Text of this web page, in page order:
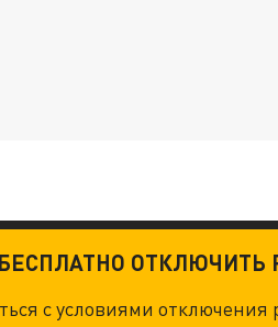
МОСКВЫ: НА
ОТКЛЮЧИТЬ
с условиями